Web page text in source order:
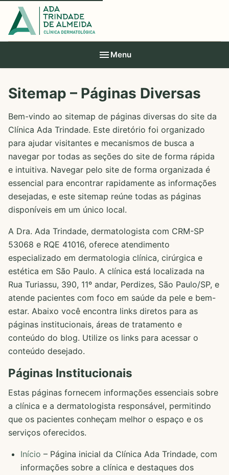
Menu
Sitemap – Páginas Diversas
Bem-vindo ao sitemap de páginas diversas do site da
Clínica Ada Trindade. Este diretório foi organizado
para ajudar visitantes e mecanismos de busca a
navegar por todas as seções do site de forma rápida
e intuitiva. Navegar pelo site de forma organizada é
essencial para encontrar rapidamente as informações
desejadas, e este sitemap reúne todas as páginas
disponíveis em um único local.
A Dra. Ada Trindade, dermatologista com CRM-SP
53068 e RQE 41016, oferece atendimento
especializado em dermatologia clínica, cirúrgica e
estética em São Paulo. A clínica está localizada na
Rua Turiassu, 390, 11º andar, Perdizes, São Paulo/SP, e
atende pacientes com foco em saúde da pele e bem-
estar. Abaixo você encontra links diretos para as
páginas institucionais, áreas de tratamento e
conteúdo do blog. Utilize os links para acessar o
conteúdo desejado.
Páginas Institucionais
Estas páginas fornecem informações essenciais sobre
a clínica e a dermatologista responsável, permitindo
que os pacientes conheçam melhor o espaço e os
serviços oferecidos.
Início – Página inicial da Clínica Ada Trindade, com
informações sobre a clínica e destaques dos